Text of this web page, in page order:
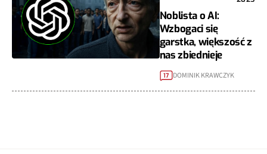
Noblista o AI:
Wzbogaci się
garstka, większość z
nas zbiednieje
17 DOMINIK KRAWCZYK